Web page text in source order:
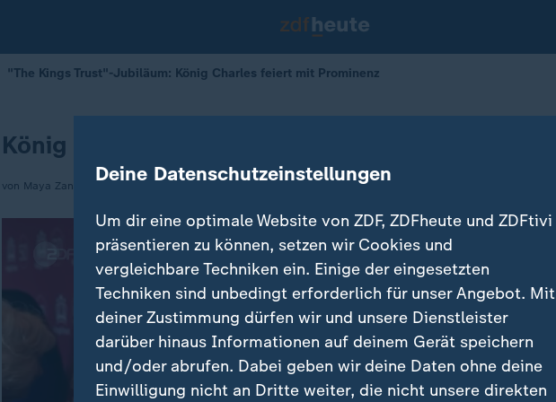
"The Kings Trust"-Jubiläum: König Charles feiert mit Prominenz
König Charles: "The King’s Trust"- Jubiläum
von Maya Zanettin Deine Datenschutzeinstellungen
Um dir eine optimale Website von ZDF, ZDFheute und ZDFtivi
präsentieren zu können, setzen wir Cookies und
vergleichbare Techniken ein. Einige der eingesetzten
Techniken sind unbedingt erforderlich für unser Angebot. Mit
deiner Zustimmung dürfen wir und unsere Dienstleister
darüber hinaus Informationen auf deinem Gerät speichern
und/oder abrufen. Dabei geben wir deine Daten ohne deine
Einwilligung nicht an Dritte weiter, die nicht unsere direkten